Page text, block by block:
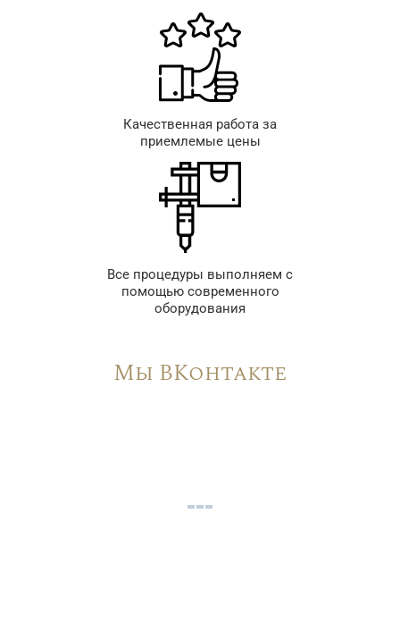
Качественная работа за
приемлемые цены
Все процедуры выполняем с
помощью современного
оборудования
Мы ВКонтакте